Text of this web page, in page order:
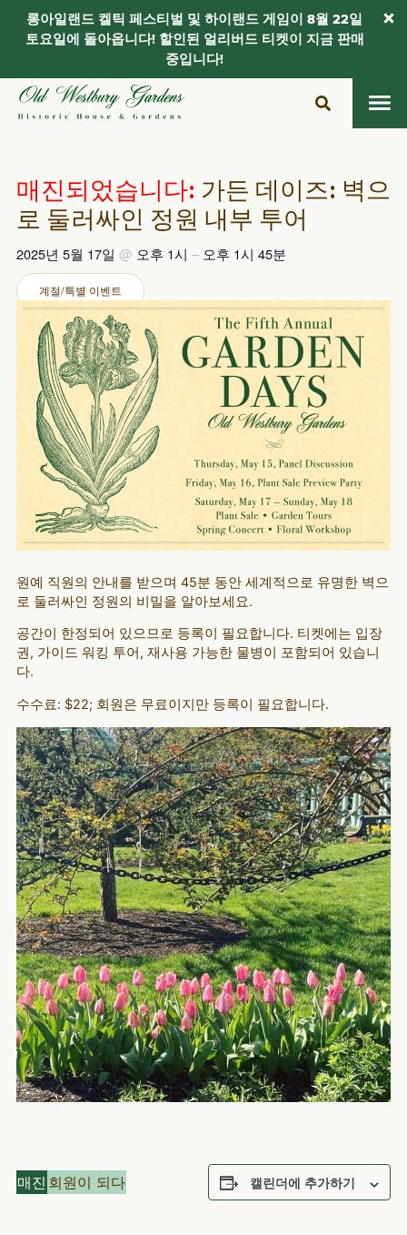
매진되었습니다: 가든 데이즈: 벽으
로 둘러싸인 정원 내부 투어
2025년 5월 17일 @ 오후 1시 – 오후 1시 45분
계절/특별 이벤트
원예 직원의 안내를 받으며 45분 동안 세계적으로 유명한 벽으
로 둘러싸인 정원의 비밀을 알아보세요.
공간이 한정되어 있으므로 등록이 필요합니다. 티켓에는 입장
권, 가이드 워킹 투어, 재사용 가능한 물병이 포함되어 있습니
다.
수수료: $22; 회원은 무료이지만 등록이 필요합니다.
매진 회원이 되다 캘린더에 추가하기
롱아일랜드 켈틱 페스티벌 및 하이랜드 게임이 8월 22일
토요일에 돌아옵니다! 할인된 얼리버드 티켓이 지금 판매
중입니다!